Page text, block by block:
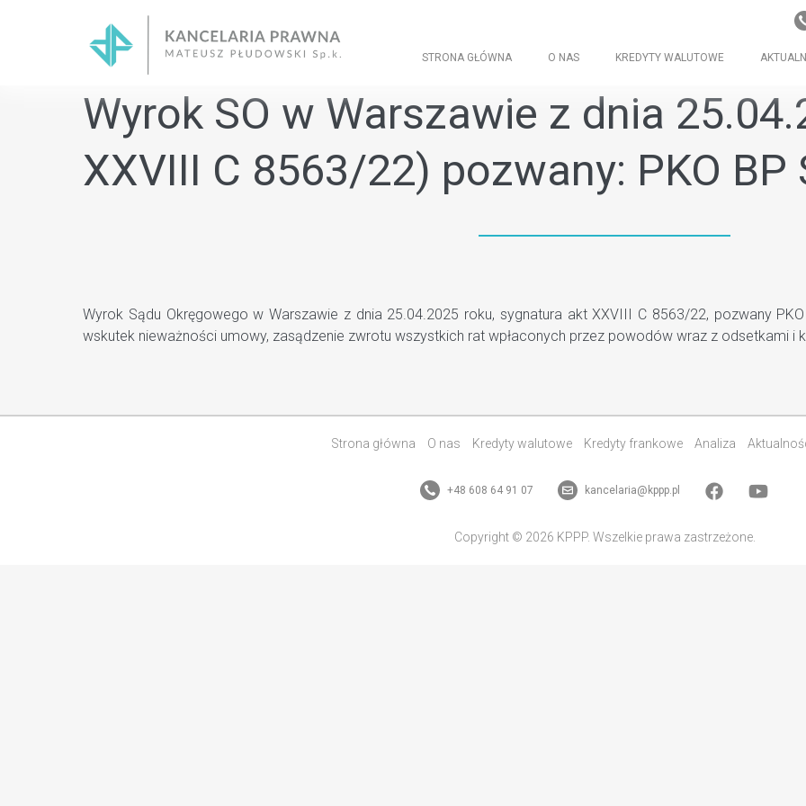
STRONA GŁÓWNA O NAS KREDYTY WALUTOWE
Wyrok SO w Warszawie z dnia
XXVIII C 8563/22) pozwany: PKO BP
Wyrok Sądu Okręgowego w Warszawie z dnia 25.04.2025 roku, sygnatura akt XXVIII C 8563/22, pozwany
wskutek nieważności umowy, zasądzenie zwrotu wszystkich rat wpłaconych przez powodów wraz z odsetkami i
Strona główna O nas Kredyty walutowe Kredyty frankowe Analiza
+48 608 64 91 07 kancelaria@kppp.pl
Copyright © 2026 KPPP. Wszelkie prawa zastrzeżone.